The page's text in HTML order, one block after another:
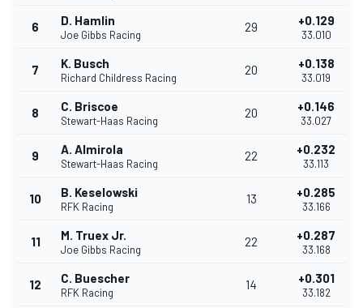
6 D. Hamlin
Joe Gibbs Racing
29 +0.129
33.010
7 K. Busch
Richard Childress Racing
20 +0.138
33.019
8 C. Briscoe
Stewart-Haas Racing
20 +0.146
33.027
9 A. Almirola
Stewart-Haas Racing
22 +0.232
33.113
10 B. Keselowski
RFK Racing
13 +0.285
33.166
11 M. Truex Jr.
Joe Gibbs Racing
22 +0.287
33.168
12 C. Buescher
RFK Racing
14 +0.301
33.182